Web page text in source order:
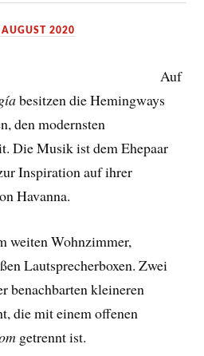
2020
Auf
besitzen die Hemingways
den modernsten
Die Musik ist dem Ehepaar
Inspiration auf ihrer
Havanna.
weiten Wohnzimmer,
Lautsprecherboxen. Zwei
benachbarten kleineren
die mit einem offenen
getrennt ist.